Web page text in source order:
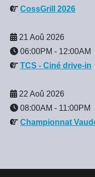
CossGrill 2026
21 Aoû 2026
06:00PM - 12:00AM
TCS - Ciné drive-in
22 Aoû 2026
08:00AM - 11:00PM
Championnat